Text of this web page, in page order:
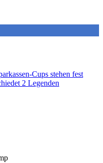
Cups stehen fest
2 Legenden